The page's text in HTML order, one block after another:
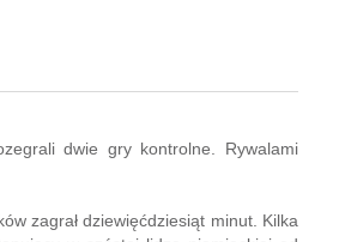
dwie gry kontrolne. Rywalami
zagrał dziewięćdziesiąt minut. Kilka